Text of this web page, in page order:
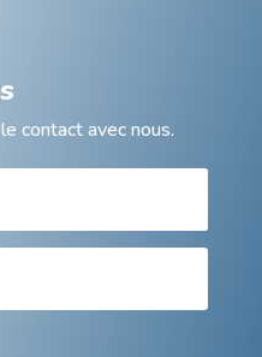
contact avec nous.